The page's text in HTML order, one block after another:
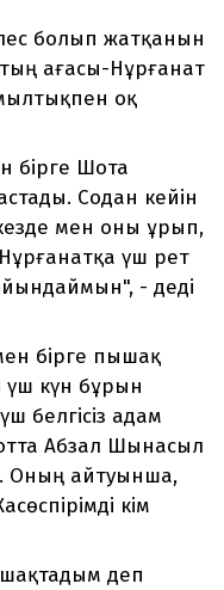
болып жатқанын
ағасы-Нұрғанат
оқ
бірге Шота
Содан кейін
мен оны ұрып,
үш рет
- деді
бірге пышақ
үш күн бұрын
белгісіз адам
Абзал Шынасыл
Оның айтуынша,
кім
деп